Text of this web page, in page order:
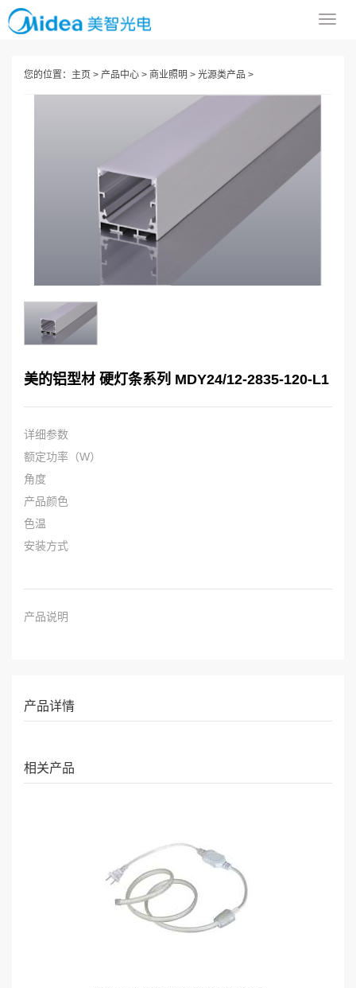
导
您的位置： 主页 > 产品中心 > 商业照明 > 光源类产品 >
美的铝型材 硬灯条系列 MDY24/12-2835-120-L1
详细参数
额定功率（W）
角度
产品颜色
色温
安装方式
产品说明
产品详情
相关产品